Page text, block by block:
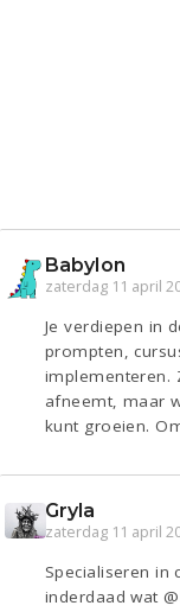
Babylon
zaterdag 11 april
Je verdiepen in
prompten,
implementeren.
afneemt, maar
kunt groeien.
Gryla
zaterdag 11 april
Specialiseren in
inderdaad wat